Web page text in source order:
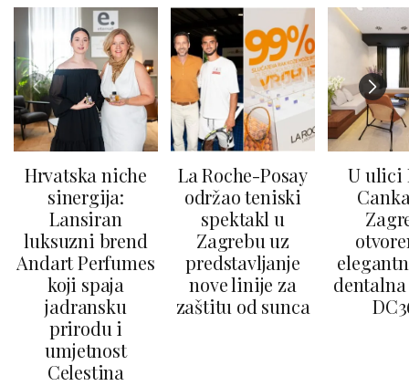
Hrvatska niche
sinergija:
Lansiran
luksuzni brend
Andart Perfumes
koji spaja
jadransku
prirodu i
umjetnost
Celestina
La Roche-Posay
održao teniski
spektakl u
Zagrebu uz
predstavljanje
nove linije za
zaštitu od sunca
U ulici